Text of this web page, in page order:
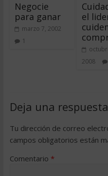
Negocie
para ganar
marzo 7, 2002
1
el
2008
Deja una respuesta
Tu dirección de correo
campos obligatorios están
Comentario *